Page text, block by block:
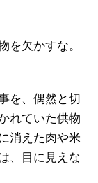
を欠かすな。
を、偶然と切
れていた供物
消えた肉や米
、目に見えな